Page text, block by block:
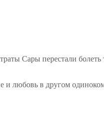
Сары перестали болеть
и любовь в другом